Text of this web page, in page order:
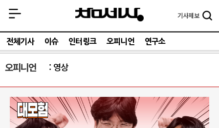
기사제보
전체기사 이슈 인터링크 오피니언 연구소
오피니언 영상